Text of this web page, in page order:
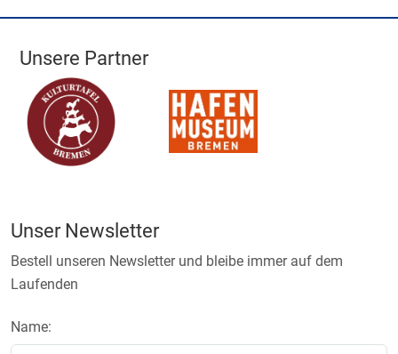
Unsere Partner
Unser Newsletter
Bestell unseren Newsletter und bleibe immer auf dem
Laufenden
Name: